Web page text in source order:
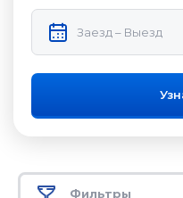
Фильтры